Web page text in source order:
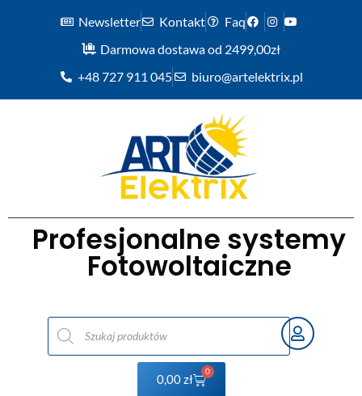
Newsletter Kontakt
Faq
Darmowa dostawa od 2499,00zł
+48 727 911 045
biuro@artelektrix.pl
Profesjonalne systemy
Fotowoltaiczne
0,00zł
0